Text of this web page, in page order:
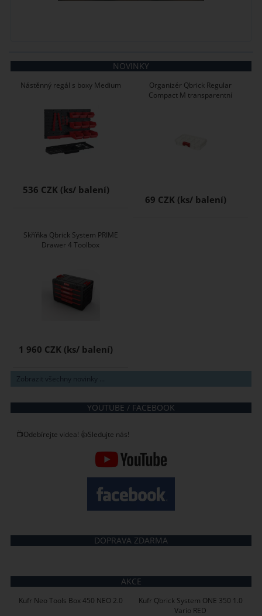
NOVINKY
Nástěnný regál s boxy Medium
536 CZK
Organizér Qbrick Regular
Compact M transparentní
69 CZK
Skříňka Qbrick System PRIME
Drawer 4 Toolbox
1 960 CZK
Zobrazit všechny novinky ...
YOUTUBE / FACEBOOK
📺Odebírejte videa! 👍Sledujte nás!
DOPRAVA ZDARMA
AKCE
Kufr Neo Tools Box 450 NEO 2.0
Kufr Qbrick System ONE 350 1.0
Vario RED